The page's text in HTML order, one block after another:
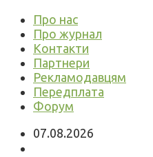
Про нас
Про журнал
Контакти
Партнери
Рекламодавцям
Передплата
Форум
07.08.2026